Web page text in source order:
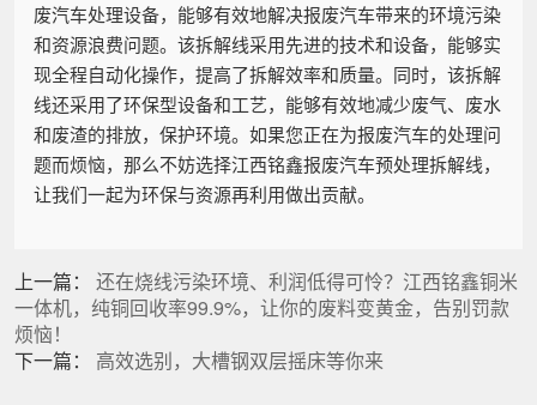
废汽车处理设备，能够有效地解决报废汽车带来的环境污染
和资源浪费问题。该拆解线采用先进的技术和设备，能够实
现全程自动化操作，提高了拆解效率和质量。同时，该拆解
线还采用了环保型设备和工艺，能够有效地减少废气、废水
和废渣的排放，保护环境。如果您正在为报废汽车的处理问
题而烦恼，那么不妨选择江西铭鑫报废汽车预处理拆解线，
让我们一起为环保与资源再利用做出贡献。
上一篇： 还在烧线污染环境、利润低得可怜？江西铭鑫铜米
一体机，纯铜回收率99.9%，让你的废料变黄金，告别罚款
烦恼！
下一篇： 高效选别，大槽钢双层摇床等你来